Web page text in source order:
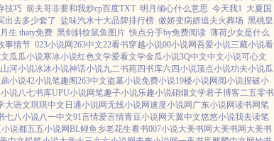
技巧 前夫哥非要和我炒cp百度TXT 明月倾心什么意思 今天我1 大夏国
出去多少套了 盐味汽水十大品牌排行榜 傲娇变病娇追夫火葬场 黑桃皇
生 thaty免费 黑剑斜纹鼠鱼图片 快点分手by免费阅读 薄荷少女是什么
事情节 023小说网263中文22看书穿越小说00小说网吾爱小说三藏小说看
瓜瓜小说寒冰小说红色文学爱看文学金瓜小说3Q中文中文小说可心文
山河小说冰冰小说神话小说九二书苑四书库六四小说顶点小说功夫小说瓜
小说42小说笔趣阁263中文盗墓小说免费小说19楼小说网阅小说捏破小
说八七书库UPU小说网笔趣子小说乐趣小说硝烟文学君子博客二五零书
大语文琪琪中文 日通小说网无线小说网速度小说网 广东小说网读书网笔
七八小说八一中文91言情爱言情青豆小说网 天翼中文悠悠小说我去读笔
说都五五小说网BL鲤鱼乡老花生看书007小说大美书网 大美书网 大美书